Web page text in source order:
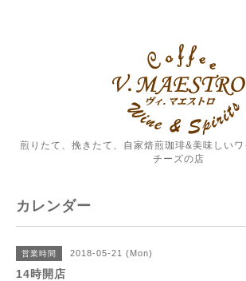
煎りたて、挽きたて、自家焙煎珈琲&美味しいワ
チーズの店
カレンダー
営業時間 2018-05-21 (Mon)
14時開店